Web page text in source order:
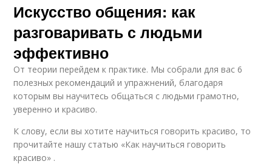
Искусство общения: как
разговаривать с людьми
эффективно
От теории перейдем к практике. Мы собрали для вас 6
полезных рекомендаций и упражнений, благодаря
которым вы научитесь общаться с людьми грамотно,
уверенно и красиво.
К слову, если вы хотите научиться говорить красиво, то
прочитайте нашу статью «Как научиться говорить
красиво» .